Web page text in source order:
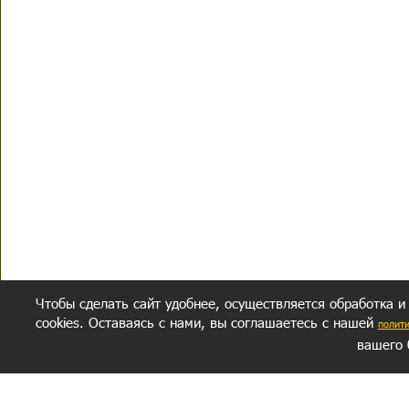
Чтобы сделать сайт удобнее, осуществляется обработка
cookies. Оставаясь с нами, вы соглашаетесь с нашей
вашего